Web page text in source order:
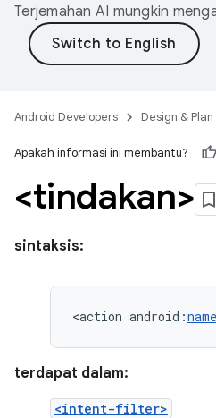
Terjemahan AI mungkin
Android Developers Design & Plan
Apakah informasi ini membantu?
<tindakan>
sintaksis:
<action android:name
terdapat dalam:
<intent-filter>